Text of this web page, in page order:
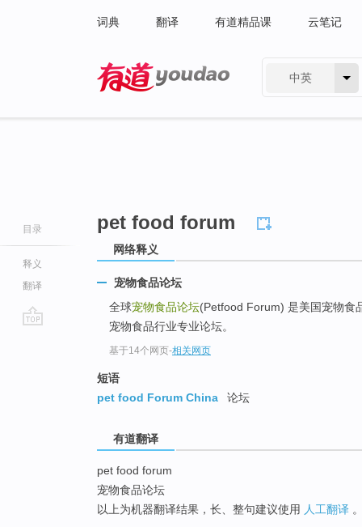
词典 翻译 有道精品课 云笔记
中英
目录
释义
翻译
pet food forum
网络释义
宠物食品论坛
全球宠物食品论坛(Petfood Forum) 是美国宠物食
宠物食品行业专业论坛。
基于14个网页-相关网页
短语
pet food Forum China
论坛
有道翻译
pet food forum
宠物食品论坛
以上为机器翻译结果，长、整句建议使用 人工翻译